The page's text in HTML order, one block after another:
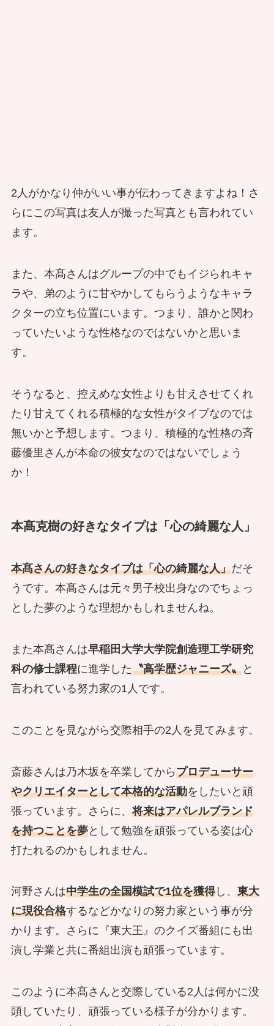
2人がかなり仲がいい事が伝わってきますよね！さ
らにこの写真は友人が撮った写真とも言われてい
ます。
また、本髙さんはグループの中でもイジられキャ
ラや、弟のように甘やかしてもらうようなキャラ
クターの立ち位置にいます。つまり、誰かと関わ
っていたいような性格なのではないかと思いま
す。
そうなると、控えめな女性よりも甘えさせてくれ
たり甘えてくれる積極的な女性がタイプなのでは
無いかと予想します。つまり、積極的な性格の斉
藤優里さんが本命の彼女なのではないでしょう
か！
本髙克樹の好きなタイプは「心の綺麗な人」
本髙さんの好きなタイプは「心の綺麗な人」だそ
うです。本髙さんは元々男子校出身なのでちょっ
とした夢のような理想かもしれませんね。
また本髙さんは早稲田大学大学院創造理工学研究
科の修士課程に進学した〝高学歴ジャニーズ〟と
言われている努力家の1人です。
このことを見ながら交際相手の2人を見てみます。
斎藤さんは乃木坂を卒業してからプロデューサー
やクリエイターとして本格的な活動をしたいと頑
張っています。さらに、 将来はアパレルブランド
を持つことを夢として勉強を頑張っている姿は心
打たれるのかもしれません。
河野さんは中学生の全国模試で1位を獲得し、 東大
に現役合格するなどかなりの努力家という事が分
かります。さらに『東大王』のクイズ番組にも出
演し学業と共に番組出演も頑張っています。
このように本髙さんと交際している2人は何かに没
頭していたり、頑張っている様子が分かります。